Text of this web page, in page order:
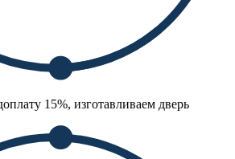
15%, изготавливаем дверь